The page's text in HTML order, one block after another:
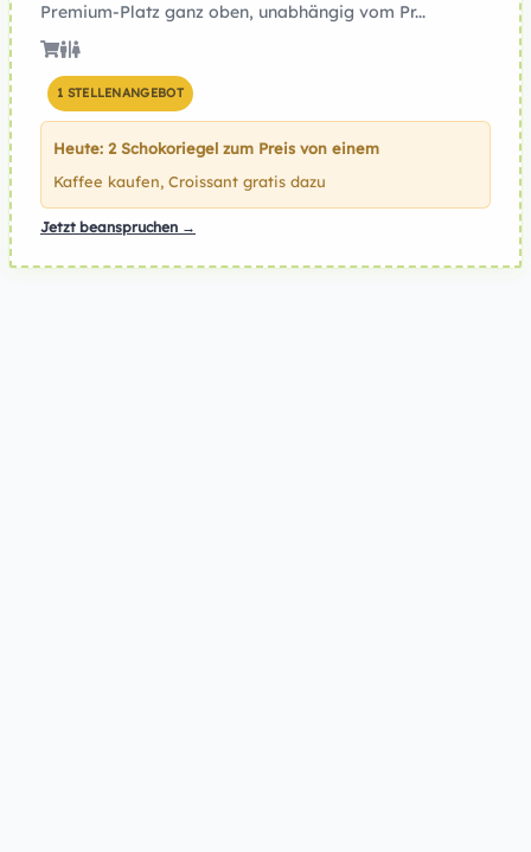
Premium-Platz ganz oben, unabhängig vom Pr...
1 STELLENANGEBOT
Heute: 2 Schokoriegel zum Preis von einem
Kaffee kaufen, Croissant gratis dazu
Jetzt beanspruchen →